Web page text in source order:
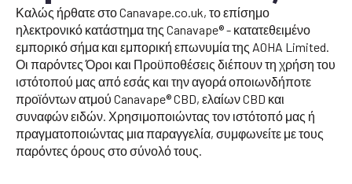
Καλώς ήρθατε στο Canavape.co.uk, το επίσημο
ηλεκτρονικό κατάστημα της Canavape® - κατατεθειμένο
εμπορικό σήμα και εμπορική επωνυμία της AOHA Limited.
Οι παρόντες Όροι και Προϋποθέσεις διέπουν τη χρήση του
ιστότοπού μας από εσάς και την αγορά οποιωνδήποτε
προϊόντων ατμού Canavape® CBD, ελαίων CBD και
συναφών ειδών. Χρησιμοποιώντας τον ιστότοπό μας ή
πραγματοποιώντας μια παραγγελία, συμφωνείτε με τους
παρόντες όρους στο σύνολό τους.